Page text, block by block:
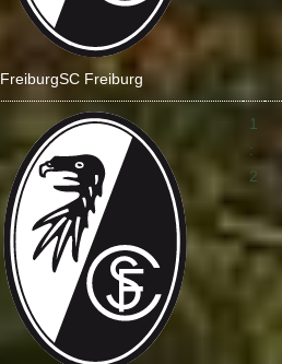
FreiburgSC Freiburg
1
:
2